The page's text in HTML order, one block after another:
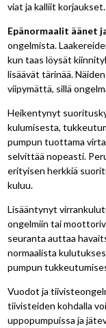
viat ja kalliit korjaukset.
Epänormaalit äänet
ongelmista.
kun taas löysät
lisäävät tärinää.
viipymättä, sillä
Heikentynyt
kulumisesta,
pumpun tuottama
selvittää nopeasti.
erityisen herkkiä
kuluu.
Lisääntynyt
ongelmiin tai
seuranta auttaa
normaalista
pumpun
Vuodot ja
tiivisteiden kohdalla
uppopumpuissa ja